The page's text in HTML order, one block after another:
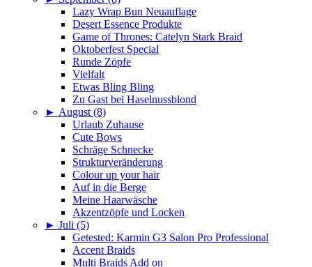
Lazy Wrap Bun Neuauflage
Desert Essence Produkte
Game of Thrones: Catelyn Stark Braid
Oktoberfest Special
Runde Zöpfe
Vielfalt
Etwas Bling Bling
Zu Gast bei Haselnussblond
► August (8)
Urlaub Zuhause
Cute Bows
Schräge Schnecke
Strukturveränderung
Colour up your hair
Auf in die Berge
Meine Haarwäsche
Akzentzöpfe und Locken
► Juli (5)
Getested: Karmin G3 Salon Pro Professional
Accent Braids
Multi Braids Add on